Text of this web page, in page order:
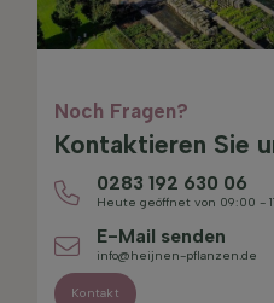
Noch Fragen?
Kontaktieren Sie
0283 192 630 06
Heute geöffnet von 09:00 -
E-Mail senden
info@heijnen-pflanzen.de
Kontakt